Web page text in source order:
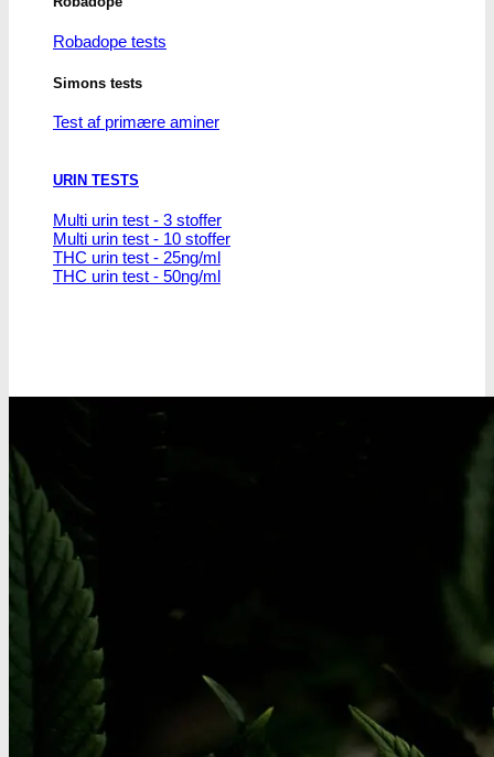
Robadope tests
Simons tests
Test af primære aminer
URIN TESTS
Multi urin test - 3 stoffer
Multi urin test - 10 stoffer
THC urin test - 25ng/ml
THC urin test - 50ng/ml
Oplev alle vores tests her